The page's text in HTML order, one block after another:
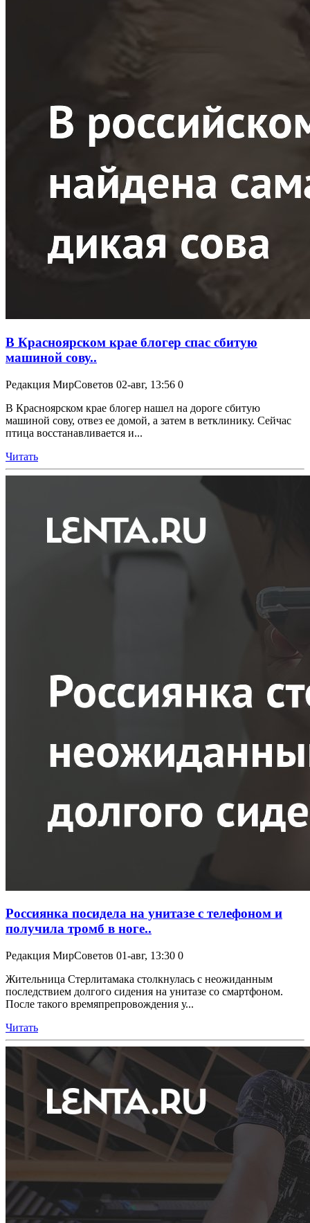
В Красноярском крае блогер спас сбитую
машиной сову..
Редакция МирСоветов 02-авг, 13:56 0
В Красноярском крае блогер нашел на дороге сбитую
машиной сову, отвез ее домой, а затем в ветклинику. Сейчас
птица восстанавливается и...
Читать
Россиянка посидела на унитазе с телефоном и
получила тромб в ноге..
Редакция МирСоветов 01-авг, 13:30 0
Жительница Стерлитамака столкнулась с неожиданным
последствием долгого сидения на унитазе со смартфоном.
После такого времяпрепровождения у...
Читать